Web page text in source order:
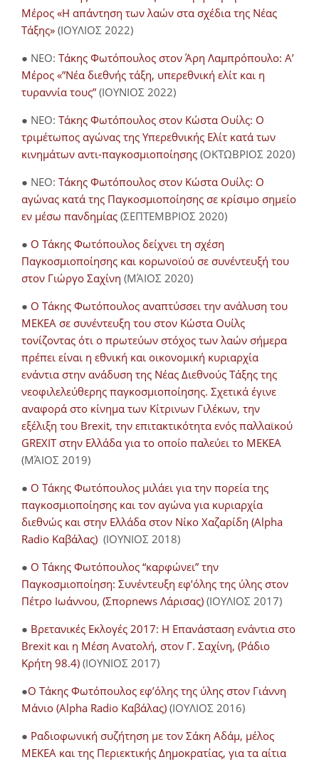
Μέρος «Η απάντηση των λαών στα σχέδια της Νέας
Τάξης» (ΙΟΥΛΙΟΣ 2022)
● NEO: Τάκης Φωτόπουλος στον Άρη Λαμπρόπουλο: Α’
Μέρος «”Νέα διεθνής τάξη, υπερεθνική ελίτ και η
τυραννία τους” (ΙΟΥΝΙΟΣ 2022)
● NEO: Τάκης Φωτόπουλος στον Κώστα Ουίλς: Ο
τριμέτωπος αγώνας της Υπερεθνικής Ελίτ κατά των
κινημάτων αντι-παγκοσμιοποίησης (ΟΚΤΩΒΡΙΟΣ 2020)
● NEO: Τάκης Φωτόπουλος στον Κώστα Ουίλς: Ο
αγώνας κατά της Παγκοσμιοποίησης σε κρίσιμο σημείο
εν μέσω πανδημίας (ΣΕΠΤΕΜΒΡΙΟΣ 2020)
● Ο Τάκης Φωτόπουλος δείχνει τη σχέση
Παγκοσμιοποίησης και κορωνοϊού σε συνέντευξή του
στον Γιώργο Σαχίνη (ΜΆΙΟΣ 2020)
● O Τάκης Φωτόπουλος αναπτύσσει την ανάλυση του
ΜΕΚΕΑ σε συνέντευξη του στον Κώστα Ουίλς
τονίζοντας ότι ο πρωτεύων στόχος των λαών σήμερα
πρέπει είναι η εθνική και οικονομική κυριαρχία
ενάντια στην ανάδυση της Νέας Διεθνούς Τάξης της
νεοφιλελεύθερης παγκοσμιοποίησης. Σχετικά έγινε
αναφορά στο κίνημα των Κίτρινων Γιλέκων, την
εξέλιξη του Brexit, την επιτακτικότητα ενός παλλαϊκού
GREXIT στην Ελλάδα για το οποίο παλεύει το ΜΕΚΕΑ
(ΜΆΙΟΣ 2019)
● Ο Τάκης Φωτόπουλος μιλάει για την πορεία της
παγκοσμιοποίησης και τον αγώνα για κυριαρχία
διεθνώς και στην Ελλάδα στον Νίκο Χαζαρίδη (Alpha
Radio Καβάλας) (ΙΟΥΝΙΟΣ 2018)
● Ο Τάκης Φωτόπουλος “καρφώνει” την
Παγκοσμιοποίηση: Συνέντευξη εφ’όλης της ύλης στον
Πέτρο Ιωάννου, (Σπορnews Λάρισας) (ΙΟΥΛΙΟΣ 2017)
● Βρετανικές Εκλογές 2017: Η Επανάσταση ενάντια στο
Brexit και η Μέση Ανατολή, στον Γ. Σαχίνη, (Ράδιο
Κρήτη 98.4) (ΙΟΥΝΙΟΣ 2017)
●O Τάκης Φωτόπουλος εφ’όλης της ύλης στον Γιάννη
Μάνιο (Alpha Radio Καβάλας) (ΙΟΥΛΙΟΣ 2016)
● Ραδιοφωνική συζήτηση με τον Σάκη Αδάμ, μέλος
ΜΕΚΕΑ και της Περιεκτικής Δημοκρατίας, για τα αίτια